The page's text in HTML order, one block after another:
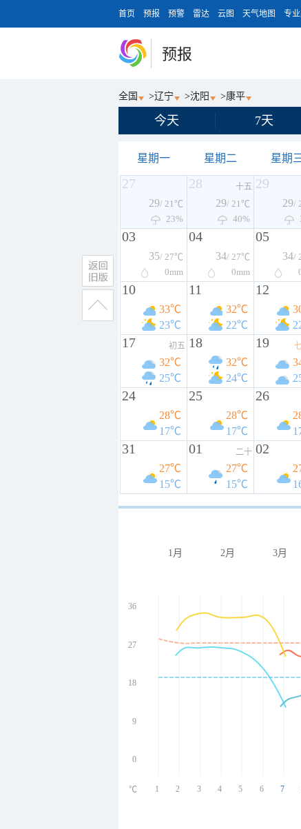
首页 预报 预警 雷达 云图 天气地图 专
预报
全国 >辽宁 >沈阳 >康平
今天 7天
星期一 星期二 星期
27
29/ 21℃
23%
28 十五
29/ 21℃
40%
29
29/
03
35/ 27℃
0mm
04
34/ 27℃
0mm
05
34/
10
33℃
23℃
11
32℃
22℃
12
17 初五
32℃
25℃
18
32℃
24℃
19
24
28℃
17℃
25
28℃
17℃
26
31
27℃
15℃
01 二十
27℃
15℃
02
1月 2月 3月
36
27
18
9
0
1 2 3 4 5 6 7
℃